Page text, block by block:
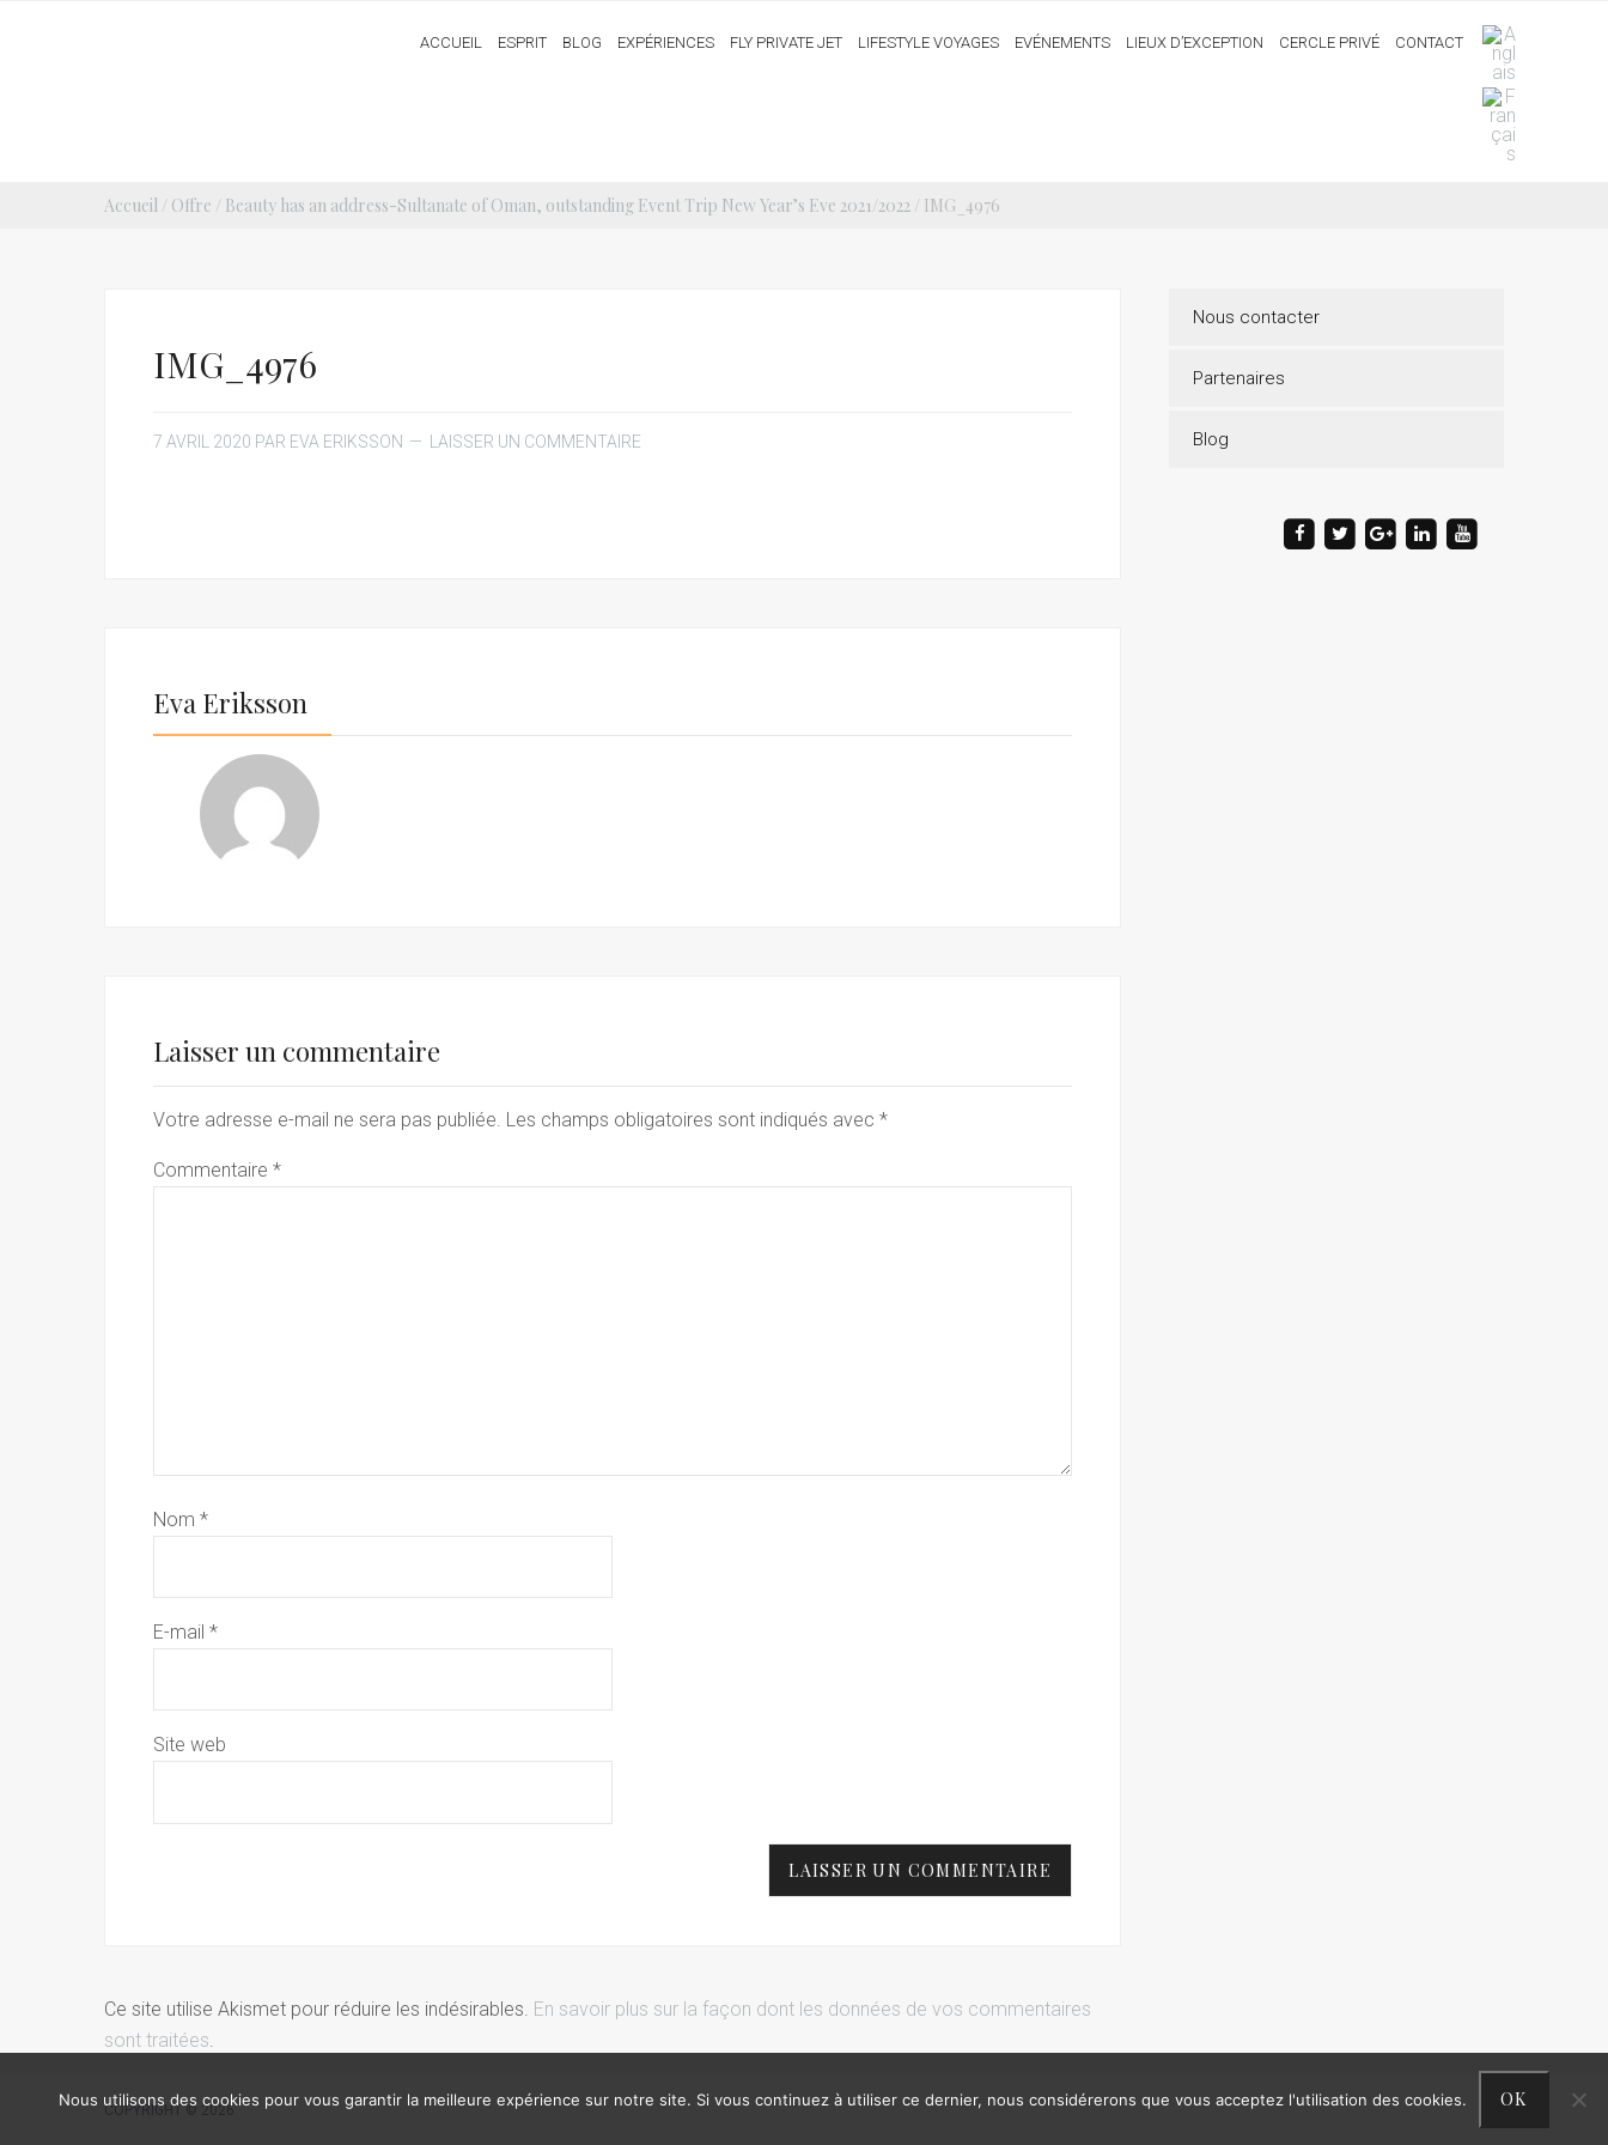
ACCUEIL ESPRIT BLOG EXPÉRIENCES FLY PRIVATE JET LIFESTYLE VOYAGES EVÉNEMENTS LIEUX D’EXCEPTION CERCLE PRIVÉ CONTACT
Accueil / Offre / Beauty has an address-Sultanate of Oman, outstanding Event Trip New Year’s Eve 2021/2022 / IMG_4976
IMG_4976
7 AVRIL 2020 PAR EVA ERIKSSON LAISSER UN COMMENTAIRE
Eva Eriksson
Laisser un commentaire
Votre adresse e-mail ne sera pas publiée. Les champs obligatoires sont indiqués avec *
Commentaire *
Nom *
E-mail *
Site web
Ce site utilise Akismet pour réduire les indésirables. En savoir plus sur la façon dont les données de vos commentaires
sont traitées.
Nous contacter
Partenaires
Blog
COPYRIGHT © 2026
Nous utilisons des cookies pour vous garantir la meilleure expérience sur notre site. Si vous continuez à utiliser ce dernier, nous considérerons que vous acceptez l'utilisation des cookies. OK